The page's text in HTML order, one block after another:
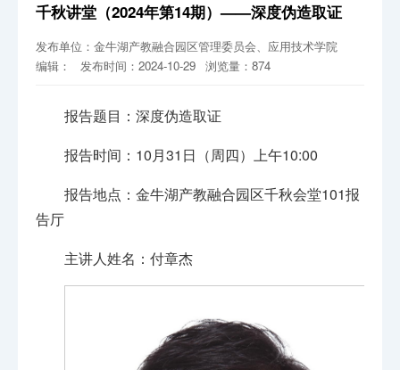
千秋讲堂（2024年第14期）——深度伪造取证
发布单位：金牛湖产教融合园区管理委员会、应用技术学院
编辑：
发布时间：2024-10-29 浏览量：874
报告题目：深度伪造取证
报告时间：10月31日（周四）上午10:00
报告地点：金牛湖产教融合园区千秋会堂101报
告厅
主讲人姓名：付章杰